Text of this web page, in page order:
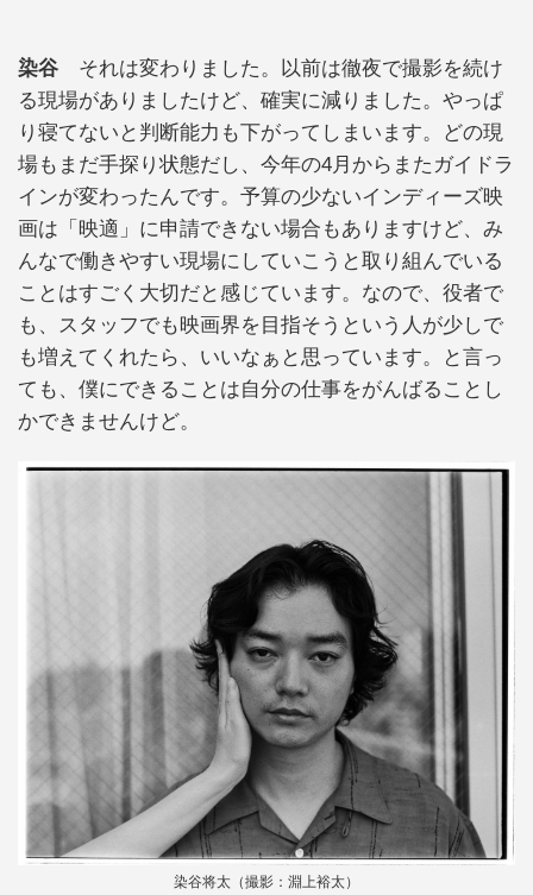
染谷 それは変わりました。以前は徹夜で撮影を続け
る現場がありましたけど、確実に減りました。やっぱ
り寝てないと判断能力も下がってしまいます。どの現
場もまだ手探り状態だし、今年の4月からまたガイドラ
インが変わったんです。予算の少ないインディーズ映
画は「映適」に申請できない場合もありますけど、み
んなで働きやすい現場にしていこうと取り組んでいる
ことはすごく大切だと感じています。なので、役者で
も、スタッフでも映画界を目指そうという人が少しで
も増えてくれたら、いいなぁと思っています。と言っ
ても、僕にできることは自分の仕事をがんばることし
かできませんけど。
染谷将太（撮影：淵上裕太）